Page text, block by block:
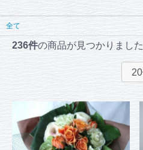
全て
236件の商品が見つかりました